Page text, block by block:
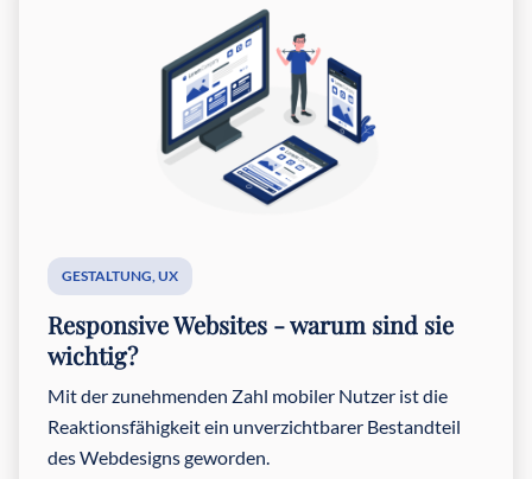
GESTALTUNG,UX
Responsive Websites - warum sind sie
wichtig?
Mit der zunehmenden Zahl mobiler Nutzer ist die
Reaktionsfähigkeit ein unverzichtbarer Bestandteil
des Webdesigns geworden.